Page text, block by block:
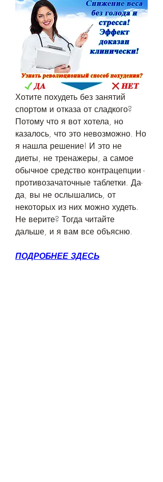
Хотите похудеть без занятий
спортом и отказа от сладкого?
Потому что я вот хотела, но
казалось, что это невозможно. Но
я нашла решение! И это не
диеты, не тренажеры, а самое
обычное средство контрацепции -
противозачаточные таблетки. Да-
да, вы не ослышались, от
некоторых из них можно худеть.
Не верите? Тогда читайте
дальше, и я вам все объясню.
ПОДРОБНЕЕ ЗДЕСЬ